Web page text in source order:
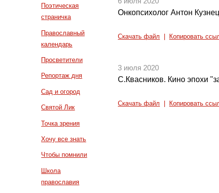
Поэтическая
страничка
Православный
календарь
Просветители
Репортаж дня
Сад и огород
Святой Лик
Точка зрения
Хочу все знать
Чтобы помнили
Школа
православия
Онкопсихолог Антон
Скачать файл Копировать
3 июля 2020
С.Квасников. Кино эпохи
Скачать файл Копировать